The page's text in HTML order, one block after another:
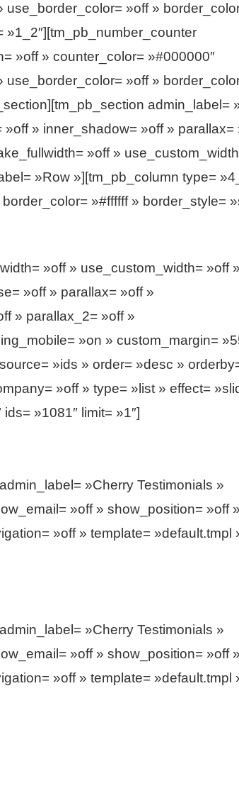
»off »
»off » counter_color= »#000000″
»off »
admin_label=
» inner_shadow= »off » parallax=
»off »
»Row »][tm_pb_column type=
»#ffffff » border_style=
»off » use_custom_width= »off »
»off » parallax= »off »
» parallax_2= »off »
»on » custom_margin=
»ids » order= »desc »
»off » type= »list » effect=
»1081″ limit= »1″]
»Cherry Testimonials »
»off » show_position= »off »
»off » template= »default.tmpl
»Cherry Testimonials »
»off » show_position= »off »
»off » template= »default.tmpl